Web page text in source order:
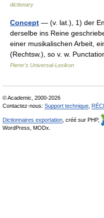
dictionary
Concept — (v. lat.), 1) der
derselbe ins Reine
einer musikalischen Arbeit,
(Rechtsw.), so v. w.
Pierer's Universal-Lexikon
© Academic, 2000-2026
Contactez-nous: Support technique
Dictionnaires exportation , créé sur PHP,
WordPress, MODx.